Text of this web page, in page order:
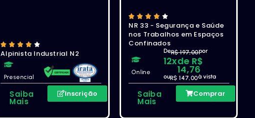
Alpinista Industrial N2
Presencial
Saiba
Mais
Inscrição
NR 33 - Segurança e Saúde
nos Trabalhos em Espaços
Confinados
Online
DeR$ 197,00por
12xde R$
14,76
ouR$ 147,00à vista
Saiba
Mais
Comprar